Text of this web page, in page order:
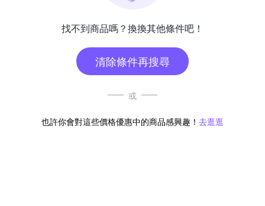
找不到商品嗎？換換其他條件吧！
清除條件再搜尋
或
也許你會對這些價格優惠中的商品感興趣！ 去逛逛